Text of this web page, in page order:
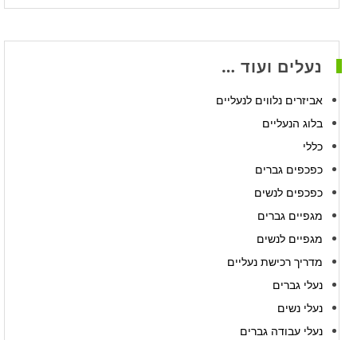
נעלים ועוד …
אביזרים נלווים לנעליים
בלוג הנעליים
כללי
כפכפים גברים
כפכפים לנשים
מגפיים גברים
מגפיים לנשים
מדריך רכישת נעליים
נעלי גברים
נעלי נשים
נעלי עבודה גברים